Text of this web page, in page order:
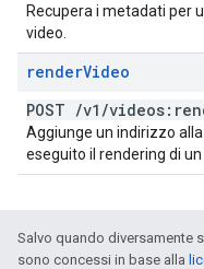
Recupera i metadati per
video.
renderVideo
POST /v1 /
Aggiunge un indirizzo
eseguito il rendering di un
Salvo quando diversamente
sono concessi in base alla